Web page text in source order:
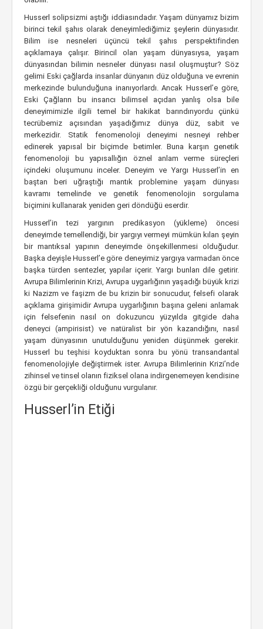
Husserl solipsizmi aştığı iddiasındadır. Yaşam dünyamız bizim
birinci tekil şahıs olarak deneyimlediğimiz şeylerin dünyasıdır.
Bilim ise nesneleri üçüncü tekil şahıs perspektifinden
açıklamaya çalışır. Birincil olan yaşam dünyasıysa, yaşam
dünyasından bilimin nesneler dünyası nasıl oluşmuştur? Söz
gelimi Eski çağlarda insanlar dünyanın düz olduğuna ve evrenin
merkezinde bulunduğuna inanıyorlardı. Ancak Husserl’e göre,
Eski Çağların bu insancı bilimsel açıdan yanlış olsa bile
deneyimimizle ilgili temel bir hakikat barındırıyordu çünkü
tecrübemiz açısından yaşadığımız dünya düz, sabit ve
merkezidir. Statik fenomenoloji deneyimi nesneyi rehber
edinerek yapısal bir biçimde betimler. Buna karşın genetik
fenomenoloji bu yapısallığın öznel anlam verme süreçleri
içindeki oluşumunu inceler. Deneyim ve Yargı Husserl’in en
baştan beri uğraştığı mantık problemine yaşam dünyası
kavramı temelinde ve genetik fenomenolojin sorgulama
biçimini kullanarak yeniden geri döndüğü eserdir.
Husserl’in tezi yargının predikasyon (yükleme) öncesi
deneyimde temellendiği, bir yargıyı vermeyi mümkün kılan şeyin
bir mantıksal yapının deneyimde önşekillenmesi olduğudur.
Başka deyişle Husserl’e göre deneyimiz yargıya varmadan önce
başka türden sentezler, yapılar içerir. Yargı bunları dile getirir.
Avrupa Bilimlerinin Krizi, Avrupa uygarlığının yaşadığı büyük krizi
ki Nazizm ve faşizm de bu krizin bir sonucudur, felsefi olarak
açıklama girişimidir Avrupa uygarlığının başına geleni anlamak
için felsefenin nasıl on dokuzuncu yüzyılda gitgide daha
deneyci (ampirisist) ve natüralist bir yön kazandığını, nasıl
yaşam dünyasının unutulduğunu yeniden düşünmek gerekir.
Husserl bu teşhisi koyduktan sonra bu yönü transandantal
fenomenolojiyle değiştirmek ister. Avrupa Bilimlerinin Krizi’nde
zihinsel ve tinsel olanın fiziksel olana indirgenemeyen kendisine
özgü bir gerçekliği olduğunu vurgulanır.
Husserl’in Etiği